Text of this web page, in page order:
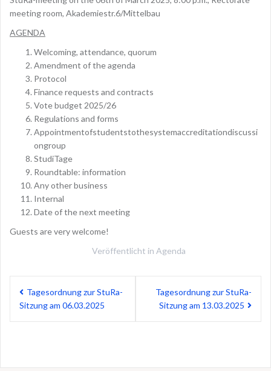
meeting room, Akademiestr.6/Mittelbau
AGENDA
Welcoming, attendance, quorum
Amendment of the agenda
Protocol
Finance requests and contracts
Vote budget 2025/26
Regulations and forms
Appointmentofstudentstothesystemaccreditationdiscussi
ongroup
StudiTage
Roundtable: information
Any other business
Internal
Date of the next meeting
Guests are very welcome!
Veröffentlicht in Agenda
Beitragsnavigation
Tagesordnung zur StuRa-
Sitzung am 06.03.2025
Tagesordnung zur StuRa-
Sitzung am 13.03.2025